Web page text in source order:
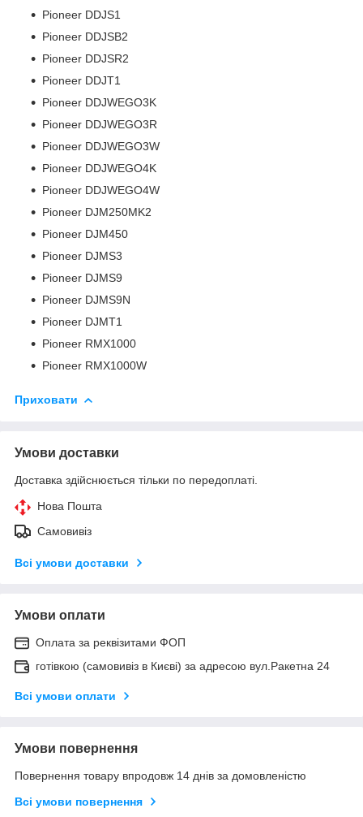
Pioneer DDJS1
Pioneer DDJSB2
Pioneer DDJSR2
Pioneer DDJT1
Pioneer DDJWEGO3K
Pioneer DDJWEGO3R
Pioneer DDJWEGO3W
Pioneer DDJWEGO4K
Pioneer DDJWEGO4W
Pioneer DJM250MK2
Pioneer DJM450
Pioneer DJMS3
Pioneer DJMS9
Pioneer DJMS9N
Pioneer DJMT1
Pioneer RMX1000
Pioneer RMX1000W
Приховати
Умови доставки
Доставка здійснюється тільки по передоплаті.
Нова Пошта
Самовивіз
Всі умови доставки
Умови оплати
Оплата за реквізитами ФОП
готівкою (самовивіз в Києві) за адресою вул.Ракетна 24
Всі умови оплати
Умови повернення
Повернення товару впродовж 14 днів за домовленістю
Всі умови повернення